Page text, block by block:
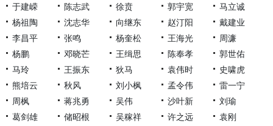
于建嵘
陈志武 徐贲 郭宇宽
马立诚
杨祖陶
沈志华 向继东 赵汀阳
戴建业
李昌平
张鸣 杨奎松 王海光
周濂
杨鹏
邓晓芒 王缉思 陈奉孝
郭世佑
马玲
王振东 狄马 袁伟时
史啸虎
熊培云
秋风 刘小枫 孟令伟
雷一宁
周枫
蒋兆勇 吴伟 沙叶新
刘瑜
葛剑雄
储昭根 吴稼祥 许之远
袁刚